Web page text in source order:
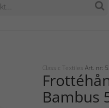
Classic Textiles Art. nr:
Bambus